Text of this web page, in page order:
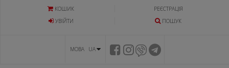
КОШИК
РЕЄСТРАЦІЯ
УВIЙТИ
ПОШУК
МОВА UA